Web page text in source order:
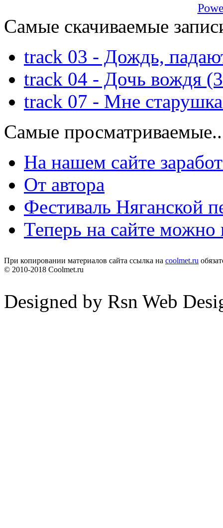
Самые скачиваемые
track 03 - Дождь,
track 04 - Дочь вождя
track 07 - Мне
Самые просматриваемые..
На нашем сайте
От автора
Фестиваль Няганской
Теперь на сайте можно
При копировании материалов сайта ссылка на coolmet.ru
© 2010-2018 Coolmet.ru
Designed by Rsn Web